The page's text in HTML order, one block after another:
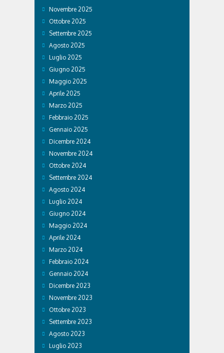
Novembre 2025
Ottobre 2025
Settembre 2025
Agosto 2025
Luglio 2025
Giugno 2025
Maggio 2025
Aprile 2025
Marzo 2025
Febbraio 2025
Gennaio 2025
Dicembre 2024
Novembre 2024
Ottobre 2024
Settembre 2024
Agosto 2024
Luglio 2024
Giugno 2024
Maggio 2024
Aprile 2024
Marzo 2024
Febbraio 2024
Gennaio 2024
Dicembre 2023
Novembre 2023
Ottobre 2023
Settembre 2023
Agosto 2023
Luglio 2023